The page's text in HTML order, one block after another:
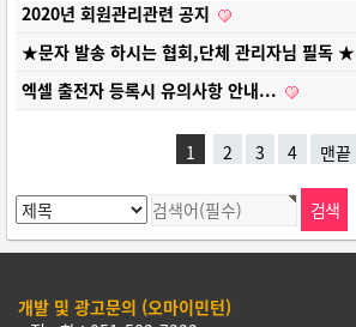
2020년 회원관리관련 공지
★문자 발송 하시는 협회,단체 관리자님 필독 ★
엑셀 출전자 등록시 유의사항 안내...
1 2 3 4 맨끝
개발 및 광고문의 (오마이민턴)